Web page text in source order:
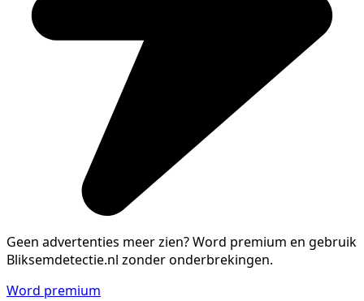
Geen advertenties meer zien?Word premium en gebruik
Bliksemdetectie.nl zonder onderbrekingen.
Word premium